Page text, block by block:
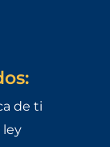
de ti
ley